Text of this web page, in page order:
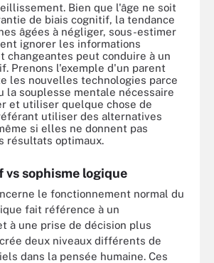
Bien que l'âge ne soit
de biais cognitif, la tendance
âgées à négliger, sous-estimer
ignorer les informations
changeantes peut conduire à un
Prenons l'exemple d'un parent
les nouvelles technologies parce
la souplesse mentale nécessaire
et utiliser quelque chose de
utiliser des alternatives
si elles ne donnent pas
résultats optimaux.
vs sophisme logique
le fonctionnement normal du
fait référence à un
à une prise de décision plus
deux niveaux différents de
dans la pensée humaine. Ces